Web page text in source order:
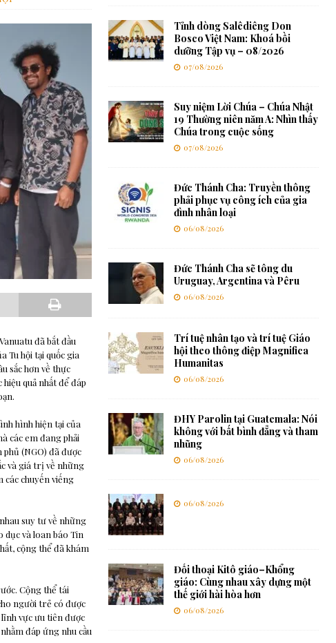
đã bắt đầu
Tu hội tại quốc gia
sắc hơn về thực
quả nhất để đáp
hình hiện tại của
các em đang phải
phủ (NGO) đã được
và giá trị về những
các chuyến viếng
suy tư về những
dục và loan báo Tin
cộng thể đã khám
Cộng thể tái
người trẻ có được
vực ưu tiên được
đáp ứng nhu cầu
Tỉnh dòng Salêdiêng Don
Bosco Việt Nam: Khoá bồi
dưỡng Tập vụ – 08/2026
07/08/2026
Suy niệm Lời Chúa – Chúa Nhật
19 Thường niên năm A: Nhìn thấy
Chúa trong cuộc sống
07/08/2026
Đức Thánh Cha: Truyền thông
phải phục vụ công ích của gia
đình nhân loại
06/08/2026
Đức Thánh Cha sẽ tông du
Uruguay, Argentina và Pêru
06/08/2026
Trí tuệ nhân tạo và trí tuệ Giáo
hội theo thông điệp Magnifica
Humanitas
06/08/2026
ĐHY Parolin tại Guatemala: Nói
không với bất bình đẳng và tham
nhũng
06/08/2026
06/08/2026
Đối thoại Kitô giáo–Khổng
giáo: Cùng nhau xây dựng một
thế giới hài hòa hơn
06/08/2026